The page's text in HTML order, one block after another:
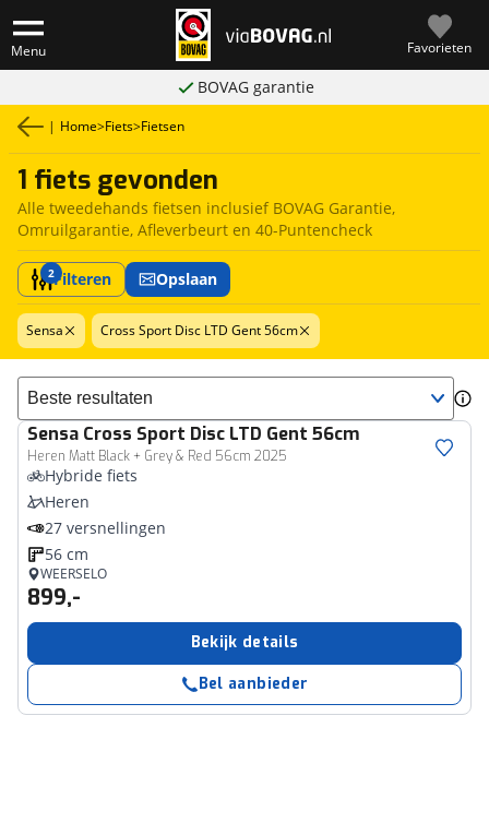
Menu Favorieten
BOVAG garantie
| Home>Fiets>Fietsen
1 fiets gevonden
Alle tweedehands fietsen inclusief BOVAG Garantie,
Omruilgarantie, Afleverbeurt en 40-Puntencheck
2Filteren Opslaan
Sensa Cross Sport Disc LTD Gent 56cm
Sorteer resultaten
Sensa Cross Sport Disc LTD Gent 56cm
Heren Matt Black + Grey & Red 56cm 2025
Hybride fiets
Heren
27 versnellingen
56 cm
WEERSELO
899,-
Bekijk details
Bel aanbieder